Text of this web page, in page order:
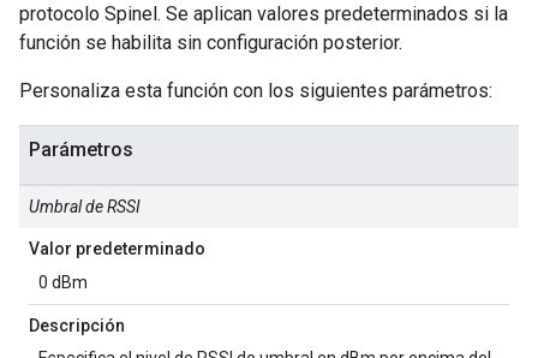
protocolo Spinel. Se aplican valores predeterminados si la
función se habilita sin configuración posterior.
Personaliza esta función con los siguientes parámetros:
Parámetros
Umbral de RSSI
Valor predeterminado
0 dBm
Descripción